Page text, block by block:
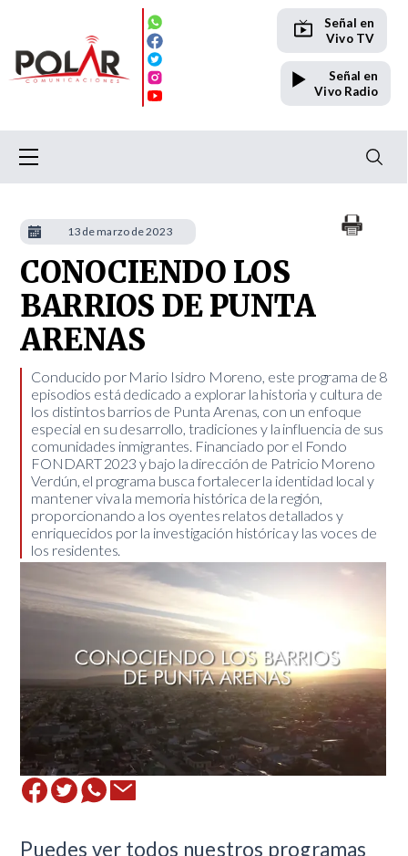
Señal en
Vivo TV
Señal en
Vivo Radio
CONOCIENDO LOS
BARRIOS DE PUNTA
ARENAS
Conducido por Mario Isidro Moreno, este programa de 8
episodios está dedicado a explorar la historia y cultura de
los distintos barrios de Punta Arenas, con un enfoque
especial en su desarrollo, tradiciones y la influencia de sus
comunidades inmigrantes. Financiado por el Fondo
FONDART 2023 y bajo la dirección de Patricio Moreno
Verdún, el programa busca fortalecer la identidad local y
mantener viva la memoria histórica de la región,
proporcionando a los oyentes relatos detallados y
enriquecidos por la investigación histórica y las voces de
los residentes.
Puedes ver todos nuestros programas
13 de marzo de 2023